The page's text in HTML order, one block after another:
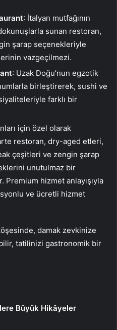
: İtalyan mutfağının
sunan restoran,
şarap seçenekleriyle
vazgeçilmezi.
: Uzak Doğu’nun egzotik
birleştirerek, sushi ve
farklı bir
için özel olarak
restoran, dry-aged etleri,
çeşitleri ve zengin şarap
unutulmaz bir
hizmet anlayışıyla
ve ücretli hizmet
damak zevkinize
tatilinizi gastronomik bir
Büyük Hikâyeler